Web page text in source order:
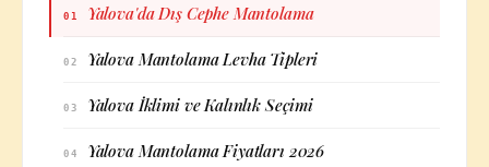
01 Yalova'da Dış Cephe Mantolama
02 Yalova Mantolama Levha Tipleri
03 Yalova İklimi ve Kalınlık Seçimi
04 Yalova Mantolama Fiyatları 2026